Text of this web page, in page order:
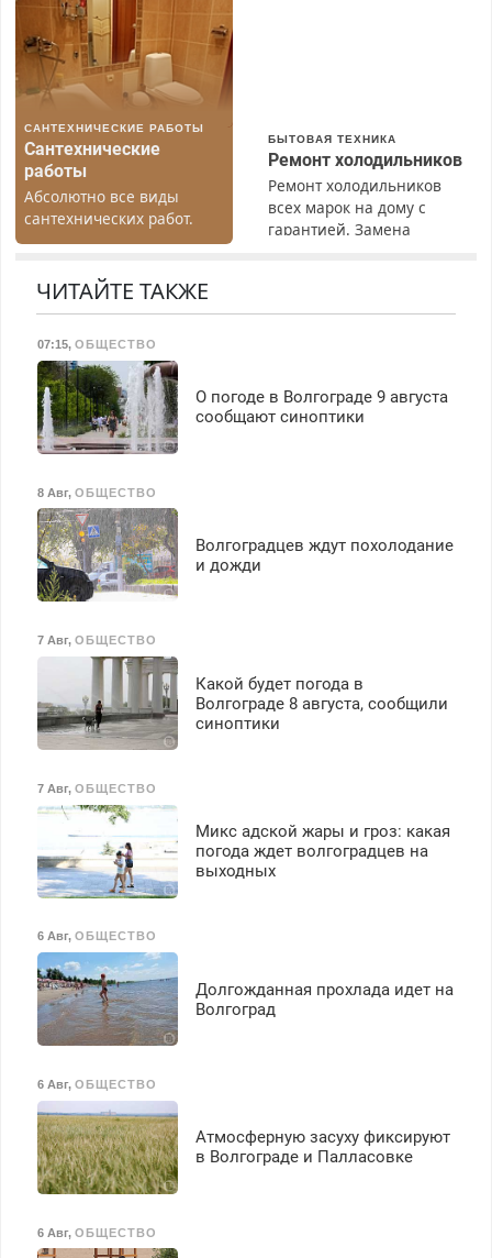
САНТЕХНИЧЕСКИЕ РАБОТЫ
Сантехнические
работы
Абсолютно все виды
сантехнических работ.
Быстро. Качественно.
БЫТОВАЯ ТЕХНИКА
Ремонт холодильников
Ремонт холодильников
всех марок на дому с
гарантией. Замена
Вызов бесплатный.
ЧИТАЙТЕ ТАКЖЕ
07:15, ОБЩЕСТВО
О погоде в Волгограде 9 августа
сообщают синоптики
8 Авг, ОБЩЕСТВО
Волгоградцев ждут похолодание
и дожди
7 Авг, ОБЩЕСТВО
Какой будет погода в
Волгограде 8 августа, сообщили
синоптики
7 Авг, ОБЩЕСТВО
Микс адской жары и гроз: какая
погода ждет волгоградцев на
выходных
6 Авг, ОБЩЕСТВО
Долгожданная прохлада идет на
Волгоград
6 Авг, ОБЩЕСТВО
Атмосферную засуху фиксируют
в Волгограде и Палласовке
6 Авг, ОБЩЕСТВО